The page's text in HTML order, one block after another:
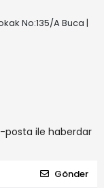
No:135/A Buca |
posta ile haberdar
Gönder